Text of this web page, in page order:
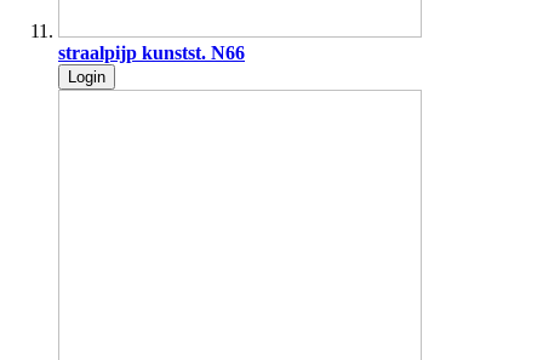
straalpijp kunstst. N66
Login